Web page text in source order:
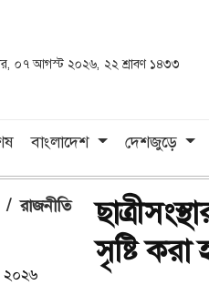
০৭ আগস্ট ২০২৬, ২২ শ্রাবণ ১৪৩৩
বাংলাদেশ দেশজুড়ে
/ রাজনীতি
২০২৬
সৃষ্টি করা